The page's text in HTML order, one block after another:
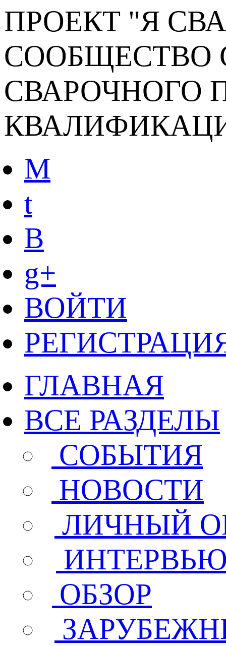
ПРОЕКТ "Я
СООБЩЕСТВО
СВАРОЧНОГО
M
t
B
g+
ВОЙТИ
ГЛАВНАЯ
ВСЕ РАЗДЕЛЫ
СОБЫТИЯ
НОВОСТИ
ЛИЧНЫЙ
ОБЗОР